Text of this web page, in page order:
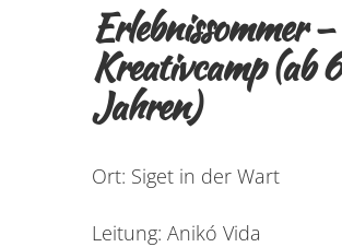
Erlebnissommer –
Kreativcamp (ab 6
Jahren)
Ort: Siget in der Wart
Leitung: Anikó Vida